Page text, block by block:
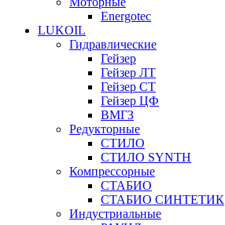
Energotec
LUKOIL
Гидравлические
Гейзер
Гейзер ЛТ
Гейзер СТ
Гейзер ЦФ
ВМГЗ
Редукторные
СТИЛО
СТИЛО SYNTH
Компрессорные
СТАБИО
СТАБИО СИНТЕТИК
Индустриальные